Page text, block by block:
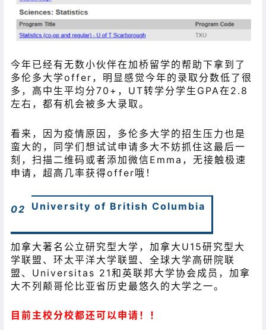
今年已经有无数小伙伴在加桥留学的帮助下拿到了
多伦多大学offer，明显感觉今年的录取分数低了很
多，高中生平均分70+，UT转学分学生GPA在2.8
左右，都有机会被多大录取。
看来，因为疫情原因，多伦多大学的招生压力也是
蛮大的，同学们想试试申请多大不妨抓住这最后一
刻，扫描二维码或者添加微信Emma，无接触极速
申请，超高几率获得offer哦！
02 University of British Columbia
加拿大著名公立研究型大学，加拿大U15研究型大
学联盟、环太平洋大学联盟、全球大学高研院联
盟、Universitas 21和英联邦大学协会成员，加拿
大不列颠哥伦比亚省历史最悠久的大学之一。
目前主校分校都还可以申请！！